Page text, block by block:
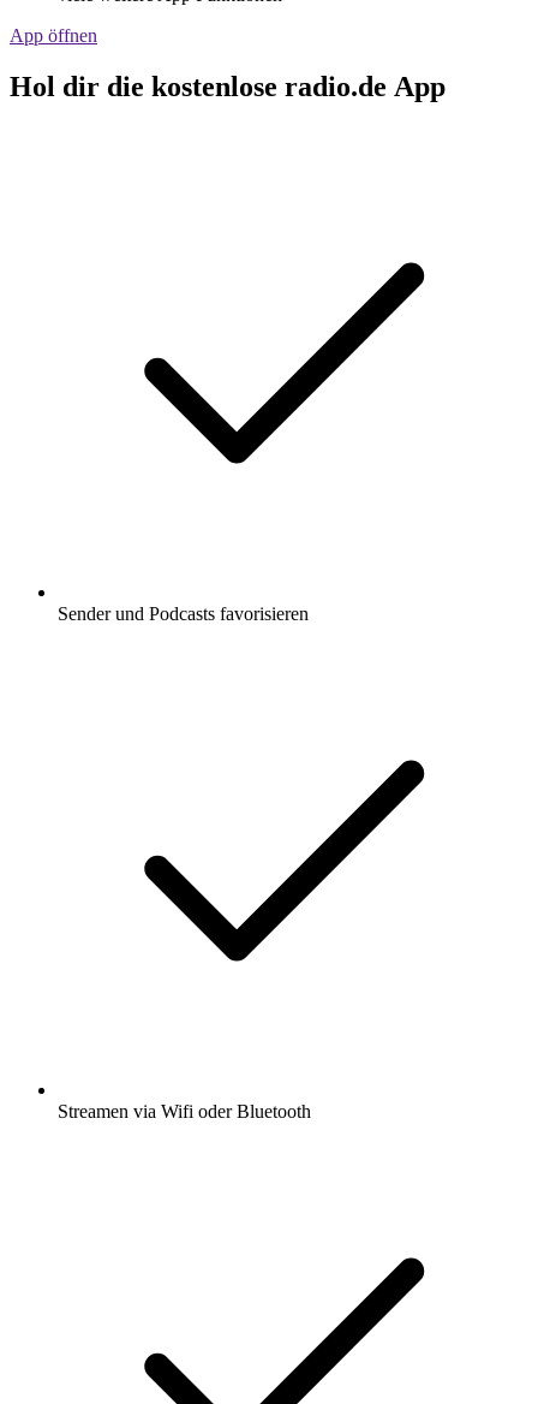
App öffnen
Hol dir die kostenlose radio.de App
Sender und Podcasts favorisieren
Streamen via Wifi oder Bluetooth